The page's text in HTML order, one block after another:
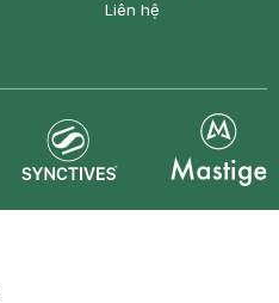
Liên hệ